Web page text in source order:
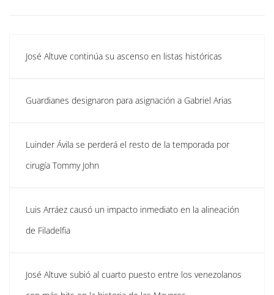
José Altuve continúa su ascenso en listas históricas
Guardianes designaron para asignación a Gabriel Arias
Luinder Ávila se perderá el resto de la temporada por
cirugía Tommy John
Luis Arráez causó un impacto inmediato en la alineación
de Filadelfia
José Altuve subió al cuarto puesto entre los venezolanos